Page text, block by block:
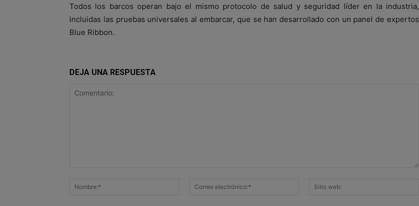
Todos los barcos operan bajo el mismo protocolo de salud y seguridad líder en la industria,
incluidas las pruebas universales al embarcar, que se han desarrollado con un panel de expertos
Blue Ribbon.
DEJA UNA RESPUESTA
Nombre:*
Correo